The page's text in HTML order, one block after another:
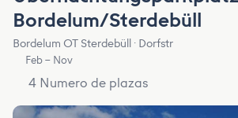
Bordelum/Sterdebüll
Bordelum OT Sterdebüll · Dorfstr
Feb – Nov
4 Numero de plazas